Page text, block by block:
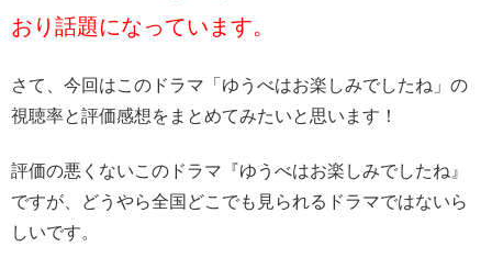
おり話題になっています。
さて、今回はこのドラマ「ゆうべはお楽しみでしたね」の
視聴率と評価感想をまとめてみたいと思います！
評価の悪くないこのドラマ『ゆうべはお楽しみでしたね』
ですが、どうやら全国どこでも見られるドラマではないら
しいです。